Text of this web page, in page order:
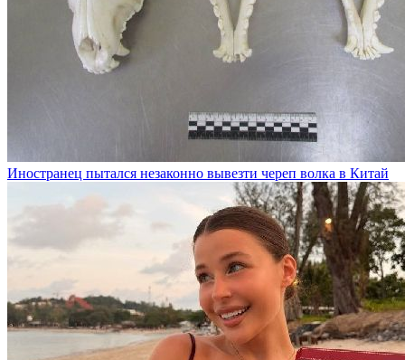
Иностранец пытался незаконно вывезти череп волка в Китай